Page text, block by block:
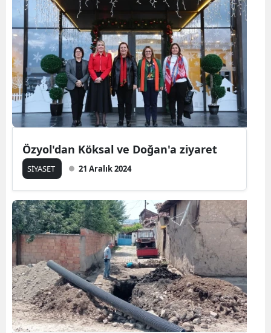
Özyol'dan Köksal ve Doğan'a ziyaret
SİYASET 21 Aralık 2024